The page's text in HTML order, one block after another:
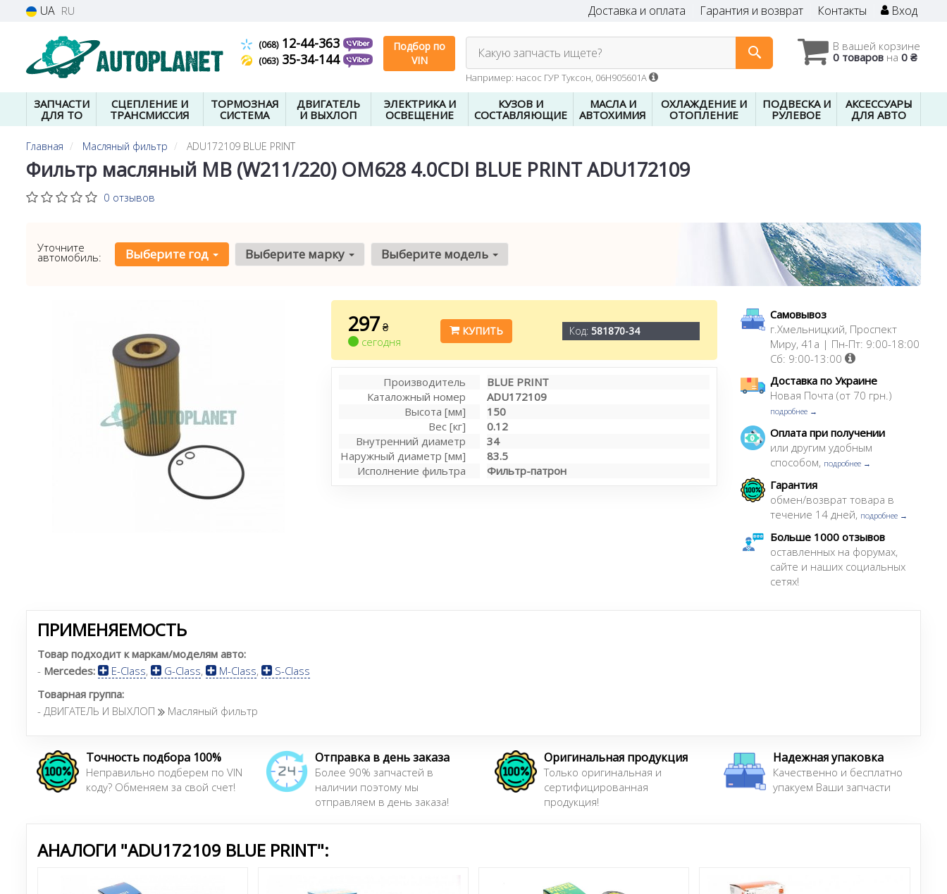
UA RU Доставка и оплата Гарантия и возврат Контакты Вход
(068)12-44-363
(063)35-34-144
Подбор по
VIN
В вашей корзине
0 товаров на 0 ₴
Какую запчасть ищете?
Например: насос ГУР Туксон, 06H905601A
ЗАПЧАСТИ
ДЛЯ ТО
СЦЕПЛЕНИЕ И
ТРАНСМИССИЯ
ТОРМОЗНАЯ
СИСТЕМА
ДВИГАТЕЛЬ
И ВЫХЛОП
ЭЛЕКТРИКА И
ОСВЕЩЕНИЕ
КУЗОВ И
СОСТАВЛЯЮЩИЕ
МАСЛА И
АВТОХИМИЯ
ОХЛАЖДЕНИЕ И
ОТОПЛЕНИЕ
ПОДВЕСКА И
РУЛЕВОЕ
АКСЕССУАРЫ
ДЛЯ АВТО
Главная Масляный фильтр ADU172109 BLUE PRINT
Фильтр масляный MB (W211/220) OM628 4.0CDI BLUE PRINT ADU172109
0 отзывов
Уточните
автомобиль: Выберите год Выберите марку Выберите модель
297 ₴
сегодня
КУПИТЬ Код:581870-34
Производитель
BLUE PRINT
Каталожный номер
ADU172109
Высота [мм]
150
Вес [кг]
0.12
Внутренний диаметр
34
Наружный диаметр [мм]
83.5
Исполнение фильтра
Фильтр-патрон
Самовывоз
г.Хмельницкий, Проспект
Миру, 41а | Пн-Пт: 9:00-18:00
Сб: 9:00-13:00
Доставка по Украине
Новая Почта (от 70 грн.)
подробнее →
Оплата при получении
или другим удобным
способом, подробнее →
Гарантия
обмен/возврат товара в
течение 14 дней, подробнее →
Больше 1000 отзывов
оставленных на форумах,
сайте и наших социальных
сетях!
ПРИМЕНЯЕМОСТЬ
Товар подходит к маркам/моделям авто:
- Mercedes: E-Class, G-Class, M-Class,
S-Class
Товарная группа:
- ДВИГАТЕЛЬ И ВЫХЛОП
Масляный фильтр
Точность подбора 100%
Неправильно подберем по VIN
коду? Обменяем за свой счет!
Отправка в день заказа
Более 90% запчастей в
наличии поэтому мы
отправляем в день заказа!
Оригинальная продукция
Только оригинальная и
сертифицированная
продукция!
Надежная упаковка
Качественно и бесплатно
упакуем Ваши запчасти
АНАЛОГИ "ADU172109 BLUE PRINT":